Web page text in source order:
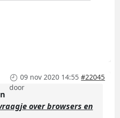
09 nov 2020 14:55 #22045
door
over browsers en